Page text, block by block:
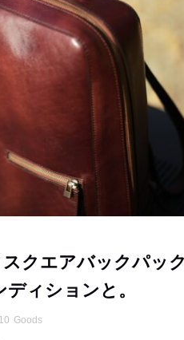
クエアバックパッ
ィションと。
Goods